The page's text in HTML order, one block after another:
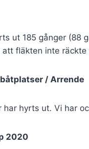
ut 185 gånger (88
fläkten inte
/ Arrende
har hyrts ut. Vi har
2020